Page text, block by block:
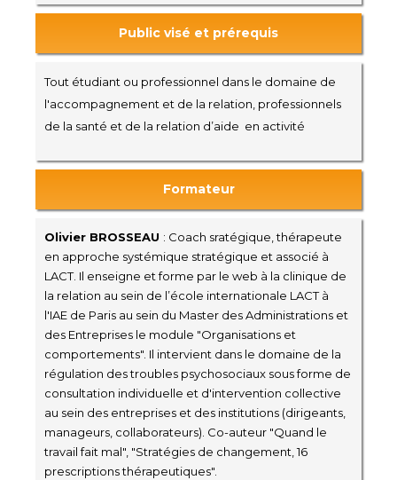
Public visé et prérequis
Tout étudiant ou professionnel dans le domaine de
l'accompagnement et de la relation, professionnels
de la santé et de la relation d’aide en activité
Formateur
Olivier BROSSEAU : Coach sratégique, thérapeute
en approche systémique stratégique et associé à
LACT. Il enseigne et forme par le web à la clinique de
la relation au sein de l’école internationale LACT à
l'IAE de Paris au sein du Master des Administrations et
des Entreprises le module "Organisations et
comportements". Il intervient dans le domaine de la
régulation des troubles psychosociaux sous forme de
consultation individuelle et d'intervention collective
au sein des entreprises et des institutions (dirigeants,
manageurs, collaborateurs). Co-auteur "Quand le
travail fait mal", "Stratégies de changement, 16
prescriptions thérapeutiques".